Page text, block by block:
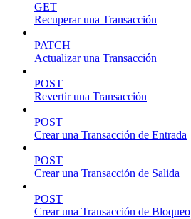
GET
Recuperar una Transacción
PATCH
Actualizar una Transacción
POST
Revertir una Transacción
POST
Crear una Transacción de Entrada
POST
Crear una Transacción de Salida
POST
Crear una Transacción de Bloqueo